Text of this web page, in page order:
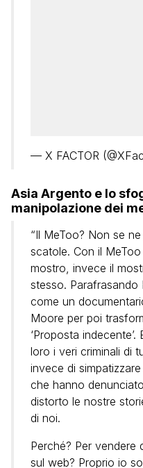
— X FACTOR
Asia Argento e lo
manipolazione dei
“Il MeToo? Non se
scatole. Con il
mostro, invece il
stesso.
come un
Moore per poi
‘Proposta
loro i veri criminali di
invece di
che hanno
distorto le nostre
di noi.
Perché? Per
sul web? Proprio io